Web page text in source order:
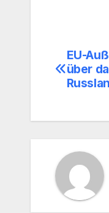
EU-
über